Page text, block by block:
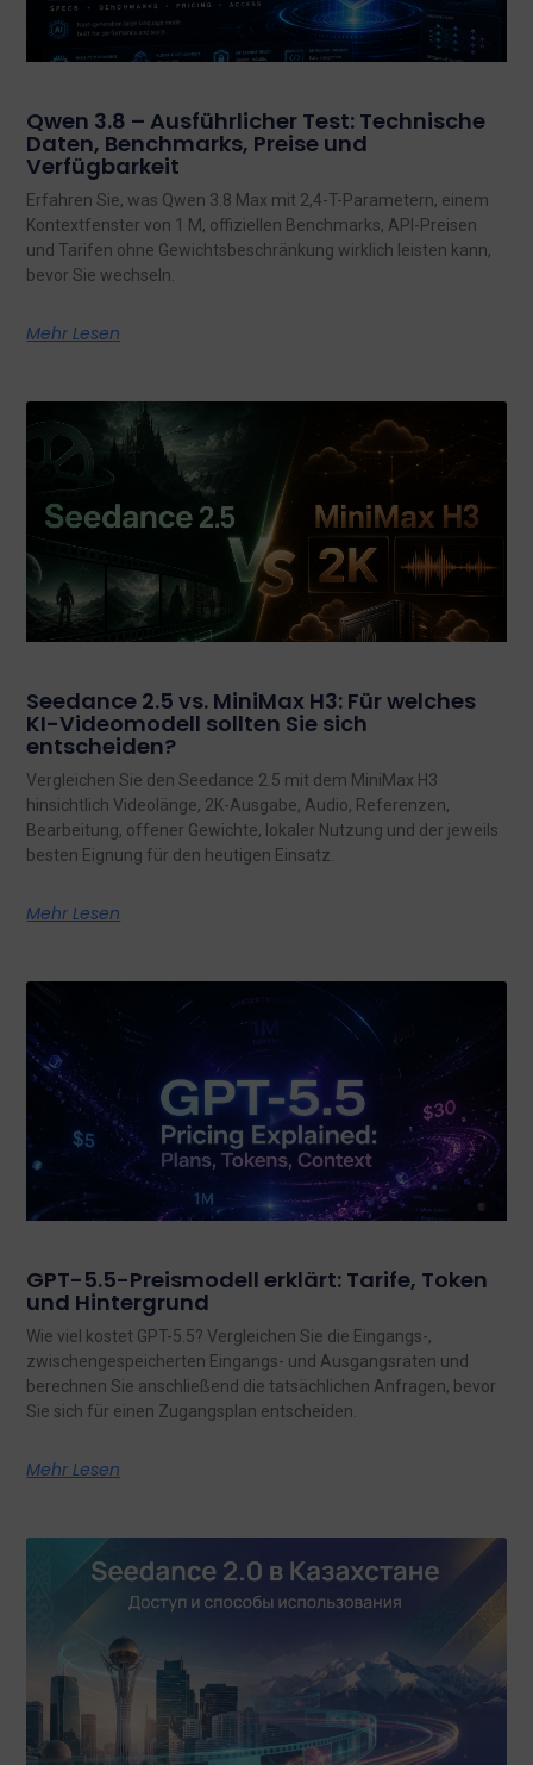
Qwen 3.8 – Ausführlicher Test: Technische
Daten, Benchmarks, Preise und
Verfügbarkeit
Erfahren Sie, was Qwen 3.8 Max mit 2,4-T-Parametern, einem
Kontextfenster von 1 M, offiziellen Benchmarks, API-Preisen
und Tarifen ohne Gewichtsbeschränkung wirklich leisten kann,
bevor Sie wechseln.
Mehr Lesen
Seedance 2.5 vs. MiniMax H3: Für welches
KI-Videomodell sollten Sie sich
entscheiden?
Vergleichen Sie den Seedance 2.5 mit dem MiniMax H3
hinsichtlich Videolänge, 2K-Ausgabe, Audio, Referenzen,
Bearbeitung, offener Gewichte, lokaler Nutzung und der jeweils
besten Eignung für den heutigen Einsatz.
Mehr Lesen
GPT-5.5-Preismodell erklärt: Tarife, Token
und Hintergrund
Wie viel kostet GPT-5.5? Vergleichen Sie die Eingangs-,
zwischengespeicherten Eingangs- und Ausgangsraten und
berechnen Sie anschließend die tatsächlichen Anfragen, bevor
Sie sich für einen Zugangsplan entscheiden.
Mehr Lesen